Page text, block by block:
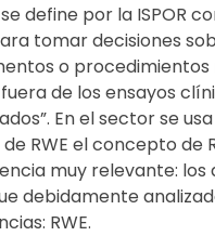
define por la ISPOR
tomar decisiones
o procedimientos
de los ensayos
En el sector se
RWE el concepto de
muy relevante: los
debidamente
RWE.